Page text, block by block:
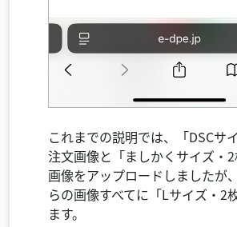
これまでの説明では、「DSCサ
注文画像と「ましかくサイズ・
画像をアップロードしましたが
らの画像すべてに「Lサイズ・2
ます。